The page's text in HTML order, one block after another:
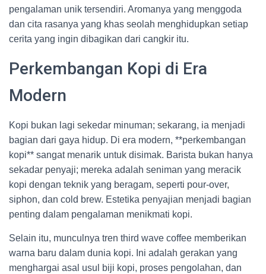
pengalaman unik tersendiri. Aromanya yang menggoda
dan cita rasanya yang khas seolah menghidupkan setiap
cerita yang ingin dibagikan dari cangkir itu.
Perkembangan Kopi di Era
Modern
Kopi bukan lagi sekedar minuman; sekarang, ia menjadi
bagian dari gaya hidup. Di era modern, **perkembangan
kopi** sangat menarik untuk disimak. Barista bukan hanya
sekadar penyaji; mereka adalah seniman yang meracik
kopi dengan teknik yang beragam, seperti pour-over,
siphon, dan cold brew. Estetika penyajian menjadi bagian
penting dalam pengalaman menikmati kopi.
Selain itu, munculnya tren third wave coffee memberikan
warna baru dalam dunia kopi. Ini adalah gerakan yang
menghargai asal usul biji kopi, proses pengolahan, dan